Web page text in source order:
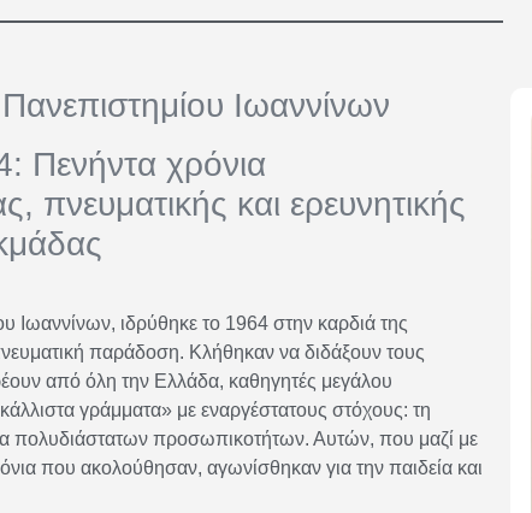
Ιωαννίνων
Πενήντα χρόνια
πνευματικής και ερευνητικής
ιδρύθηκε το 1964 στην καρδιά της
παράδοση. Κλήθηκαν να διδάξουν τους
από όλη την Ελλάδα, καθηγητές μεγάλου
γράμματα» με εναργέστατους στόχους: τη
προσωπικοτήτων. Αυτών, που μαζί με
που ακολούθησαν, αγωνίσθηκαν για την παιδεία και